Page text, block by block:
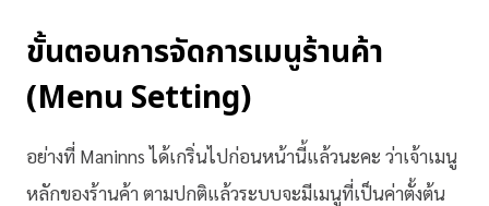
ขั้นตอนการจัดการเมนูร้านค้า
(Menu Setting)
อย่างที่ Maninns ได้เกริ่นไปก่อนหน้านี้แล้วนะคะ ว่าเจ้าเมนู
หลักของร้านค้า ตามปกติแล้วระบบจะมีเมนูที่เป็นค่าตั้งต้น